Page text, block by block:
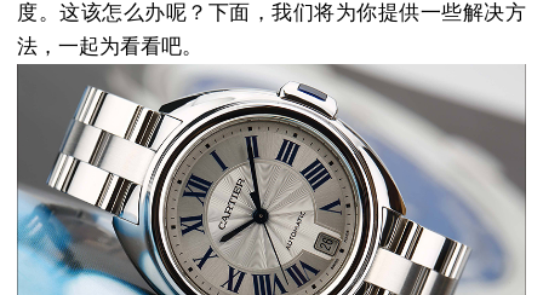
度。这该怎么办呢？下面，我们将为你提供一些解决方
法，一起为看看吧。